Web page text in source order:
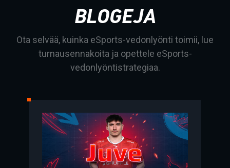
BLOGEJA
Ota selvää, kuinka eSports-vedonlyönti toimii, lue
turnausennakoita ja opettele eSports-
vedonlyöntistrategiaa.